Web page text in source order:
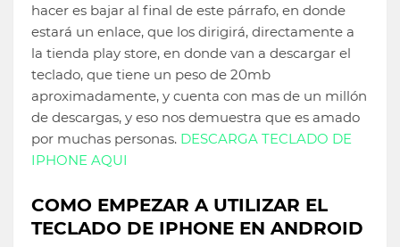
hacer es bajar al final de este párrafo, en donde
estará un enlace, que los dirigirá, directamente a
la tienda play store, en donde van a descargar el
teclado, que tiene un peso de 20mb
aproximadamente, y cuenta con mas de un millón
de descargas, y eso nos demuestra que es amado
por muchas personas. DESCARGA TECLADO DE
IPHONE AQUI
COMO EMPEZAR A UTILIZAR EL
TECLADO DE IPHONE EN ANDROID